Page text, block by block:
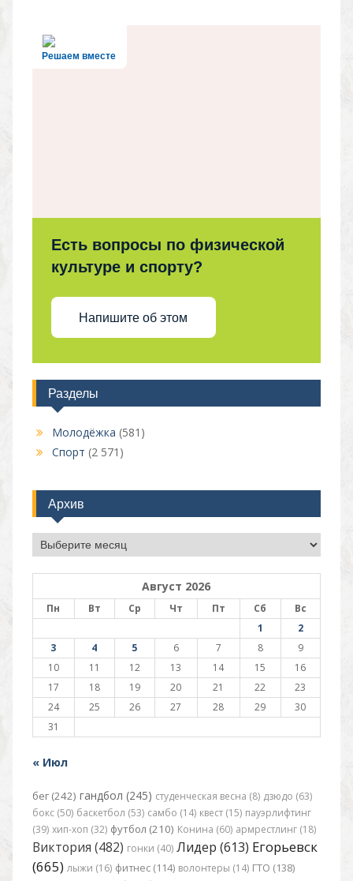
Решаем вместе
Есть вопросы по физической
культуре и спорту?
Напишите об этом
Разделы
Молодёжка (581)
Спорт (2 571)
Архив
Архив
Август 2026
Пн Вт Ср Чт Пт Сб
Вс
1
2
3
4 5 6 7 8
9
10
11 12 13 14 15
16
17
18 19 20 21 22
23
24
25 26 27 28 29
30
31
« Июл
бег (242) гандбол (245) студенческая весна (8) дзюдо (63)
бокс (50) баскетбол (53) самбо (14) квест (15) пауэрлифтинг
(39) хип-хоп (32) футбол (210) Конина (60) армрестлинг (18)
Виктория (482) гонки (40) Лидер (613) Егорьевск
(665) лыжи (16) фитнес (114) волонтеры (14) ГТО (138)